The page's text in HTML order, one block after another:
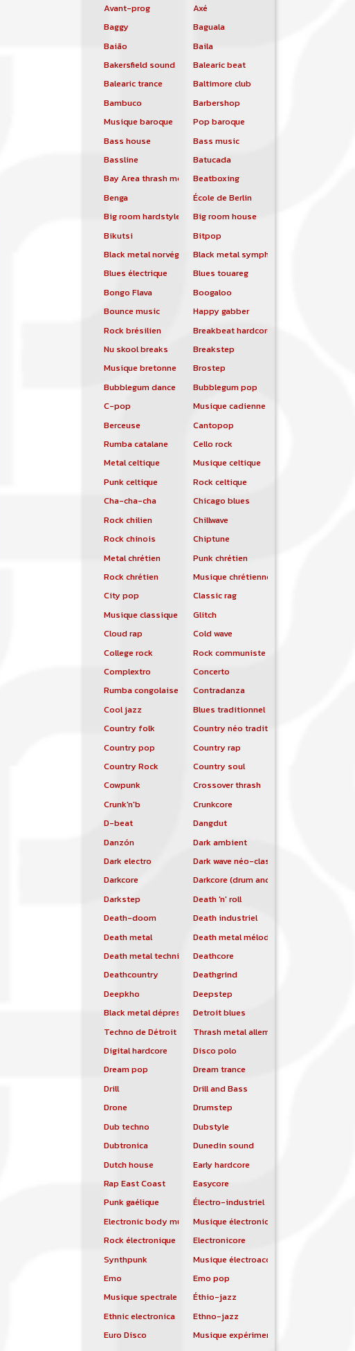
Avant-prog
Axé
Baggy
Baguala
Baião
Baila
Bakersfield sound
Balearic beat
Balearic trance
Baltimore club
Bambuco
Barbershop
Musique baroque
Pop baroque
Bass house
Bass music
Bassline
Batucada
Bay Area thrash metal Beatboxing
Benga
École de Berlin
Big room hardstyle
Big room house
Bikutsi
Bitpop
Black metal norvégien
Black metal symphonique
Blues électrique
Blues touareg
Bongo Flava
Boogaloo
Bounce music
Happy gabber
Rock brésilien
Breakbeat hardcore
Nu skool breaks
Breakstep
Musique bretonne
Brostep
Bubblegum dance
Bubblegum pop
C-pop
Musique cadienne
Berceuse
Cantopop
Rumba catalane
Cello rock
Metal celtique
Musique celtique
Punk celtique
Rock celtique
Cha-cha-cha
Chicago blues
Rock chilien
Chillwave
Rock chinois
Chiptune
Metal chrétien
Punk chrétien
Rock chrétien
Musique chrétienne contemporaine
City pop
Classic rag
Musique classique
Glitch
Cloud rap
Cold wave
College rock
Rock communiste
Complextro
Concerto
Rumba congolaise
Contradanza
Cool jazz
Blues traditionnel
Country folk
Country néo traditionnelle
Country pop
Country rap
Country Rock
Country soul
Cowpunk
Crossover thrash
Crunk'n'b
Crunkcore
D-beat
Dangdut
Danzón
Dark ambient
Dark electro
Dark wave néo-classique
Darkcore
Darkcore (drum and bass)
Darkstep
Death 'n' roll
Death-doom
Death industriel
Death metal
Death metal mélodique
Death metal techniqueDeathcore
Deathcountry
Deathgrind
Deepkho
Deepstep
Black metal dépressif Detroit blues
Techno de Détroit
Thrash metal allemand
Digital hardcore
Disco polo
Dream pop
Dream trance
Drill
Drill and Bass
Drone
Drumstep
Dub techno
Dubstyle
Dubtronica
Dunedin sound
Dutch house
Early hardcore
Rap East Coast
Easycore
Punk gaélique
Électro-industriel
Electronic body musicMusique électronique
Rock électronique
Electronicore
Synthpunk
Musique électroacoustique
Emo
Emo pop
Musique spectrale
Éthio-jazz
Ethnic electronica
Ethno-jazz
Euro Disco
Musique expérimentale